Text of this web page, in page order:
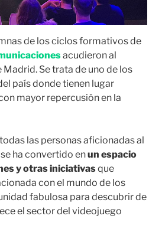
de los ciclos formativos de
acudieron al
Se trata de uno de los
país donde tienen lugar
mayor repercusión en la
las personas aficionadas al
ha convertido enun espacio
y otras iniciativasque
con el mundo de los
fabulosa para descubrir de
el sector del videojuego